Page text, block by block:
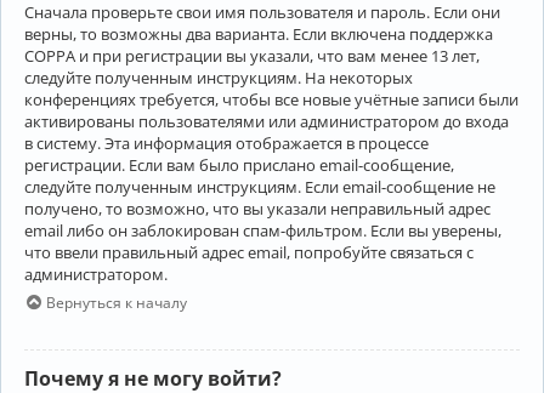
Сначала проверьте свои имя пользователя и пароль. Если они
верны, то возможны два варианта. Если включена поддержка
COPPA и при регистрации вы указали, что вам менее 13 лет,
следуйте полученным инструкциям. На некоторых
конференциях требуется, чтобы все новые учётные записи были
активированы пользователями или администратором до входа
в систему. Эта информация отображается в процессе
регистрации. Если вам было прислано email-сообщение,
следуйте полученным инструкциям. Если email-сообщение не
получено, то возможно, что вы указали неправильный адрес
email либо он заблокирован спам-фильтром. Если вы уверены,
что ввели правильный адрес email, попробуйте связаться с
администратором.
Вернуться к началу
Почему я не могу войти?